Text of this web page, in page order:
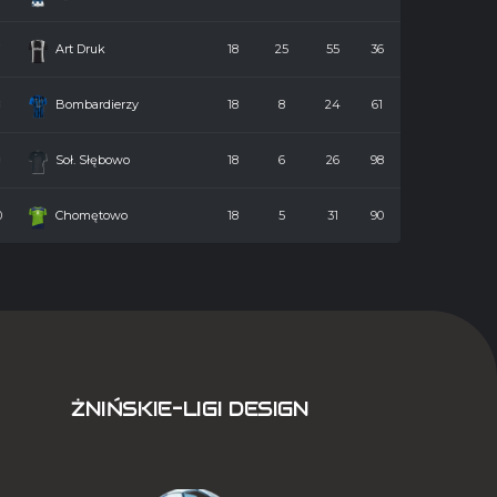
Art Druk 18 25 55 36
Bombardierzy 18 8 24 61
Soł. Słębowo 18 6 26 98
Chomętowo 18 5 31 90
ŻNIŃSKIE-LIGI DESIGN